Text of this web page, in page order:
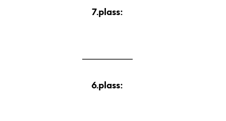
7.plass:
6.plass: